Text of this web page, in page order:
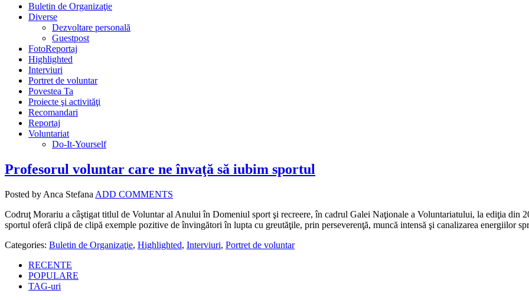
Buletin de Organizaţie
Diverse
Dezvoltare personală
Guestpost
FotoReportaj
Highlighted
Interviuri
Portret de voluntar
Povestea Ta
Proiecte şi activităţi
Recomandari
Reportaj
Voluntariat
Do-It-Yourself
Profesorul voluntar care ne învaţă să iubim sportul
Posted by Anca Stefana ADD COMMENTS
Codruţ Morariu a câştigat titlul de Voluntar al Anului în Domeniul sport şi recreere, în cadrul Galei Naţionale a Voluntariatului, la ediţia din
sportul oferă clipă de clipă exemple pozitive de învingători în lupta cu greutăţile, prin perseverenţă, muncă intensă şi canalizarea energiilor
Categories: Buletin de Organizaţie, Highlighted, Interviuri, Portret de voluntar
RECENTE
POPULARE
TAG-uri